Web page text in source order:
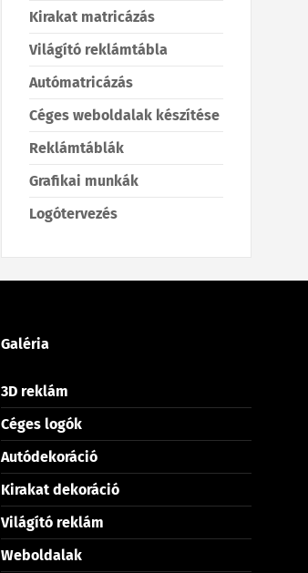
Kirakat matricázás
Világító reklámtábla
Autómatricázás
Céges weboldalak készítése
Reklámtáblák
Grafikai munkák
Logótervezés
Galéria
3D reklám
Céges logók
Autódekoráció
Kirakat dekoráció
Világító reklám
Weboldalak